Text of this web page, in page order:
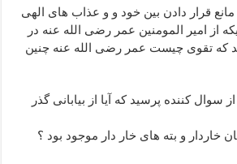
مانع قرار دادن بین خود و و عذاب های الهی
از امیر المومنین عمر رضی الله عنه در
که تقوی چیست عمر رضی الله عنه چنین
سوال کننده پرسید که آیا از بیابانی گذر
خاردار و بته های خار دار موجود بود ؟